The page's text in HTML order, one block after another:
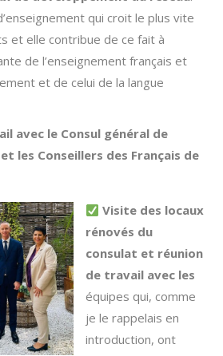
qui croit le plus vite
et elle contribue de ce fait à
de l’enseignement français et
et de celui de la langue
avec le Consul général de
les Conseillers des Français de
Visite des locaux
rénovés du
consulat et réunion
de travail avec les
équipes qui, comme
je le rappelais en
introduction, ont